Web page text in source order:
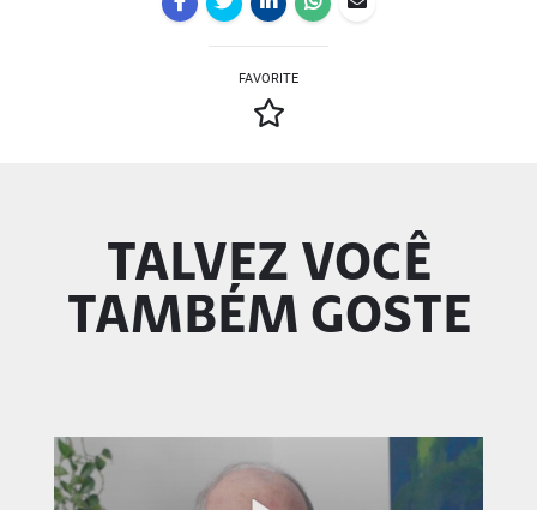
FAVORITE
TALVEZ VOCÊ
TAMBÉM GOSTE